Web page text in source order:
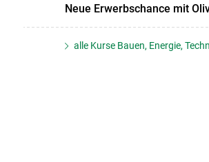
Neue Erwerbschance mit
alle Kurse Bauen, Energie,